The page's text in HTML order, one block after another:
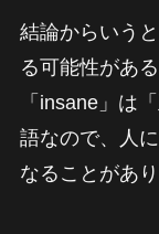
結論からいう
る可能性があ
「insane」は
語なので、人
なることがあり